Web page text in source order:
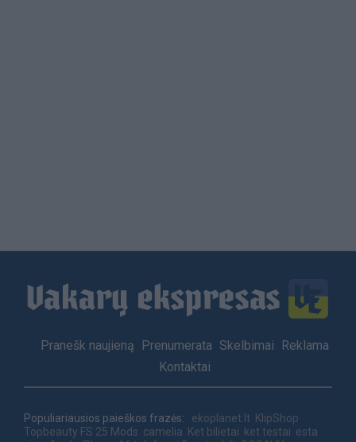
Footer
Pranešk naujieną Prenumerata Skelbimai
Reklama
Kontaktai
Populiariausios paieškos frazės: ekoplanet.lt KlipShop
Topbeauty FS 25 Mods camelia Ket bilietai ket testai esta